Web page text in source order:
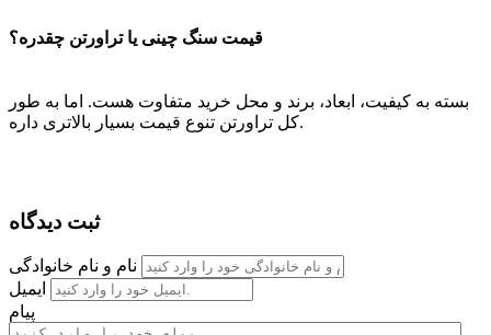
قیمت سنگ چینی یا تراورتن چقدره؟
بسته به کیفیت، ابعاد، برند و محل خرید متفاوت هست. اما به طور
کل تراورتن تنوع قیمت بسیار بالاتری داره.
ثبت دیدگاه
نام و نام خانوادگی
ایمیل
پیام